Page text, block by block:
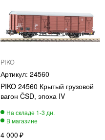
PIKO
24560
PIKO 24560 Крытый грузовой
вагон ČSD, эпоха IV
4 000